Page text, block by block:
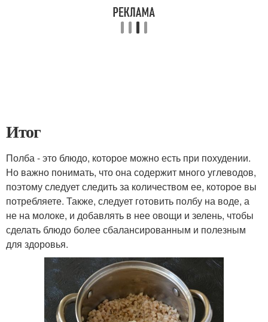
Итог
Полба - это блюдо, которое можно есть при похудении.
Но важно понимать, что она содержит много углеводов,
поэтому следует следить за количеством ее, которое вы
потребляете. Также, следует готовить полбу на воде, а
не на молоке, и добавлять в нее овощи и зелень, чтобы
сделать блюдо более сбалансированным и полезным
для здоровья.